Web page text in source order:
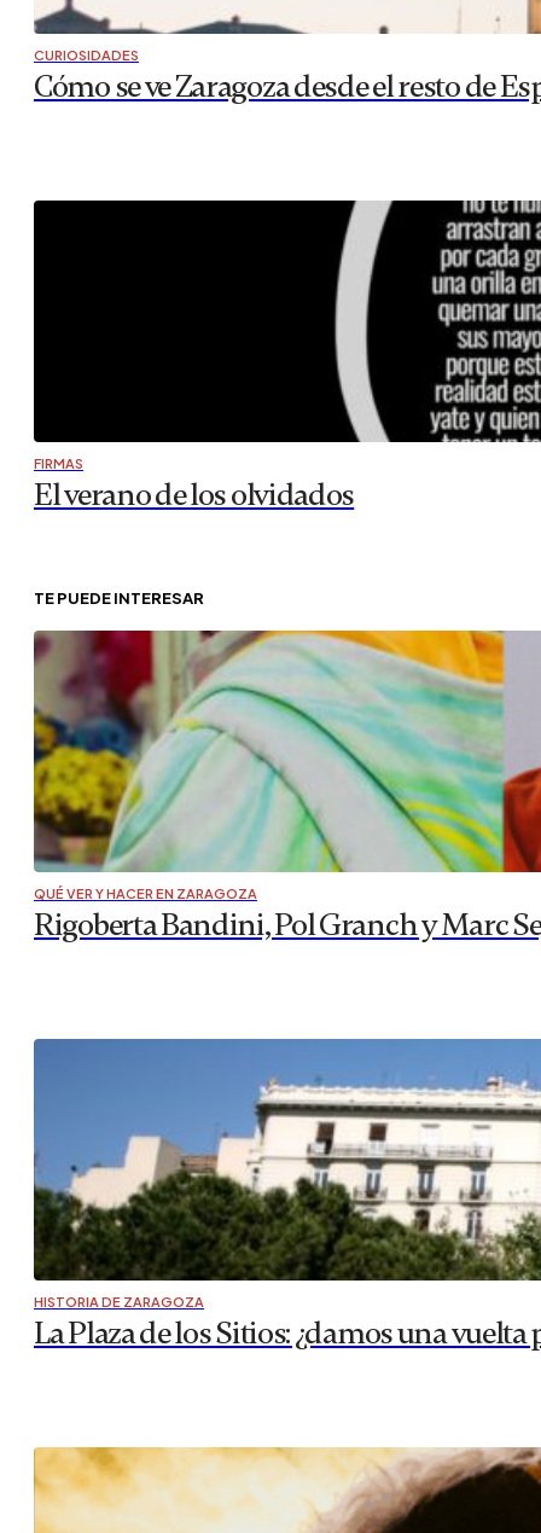
CURIOSIDADES
Cómo se ve Zaragoza desde el resto de
FIRMAS
El verano de los olvidados
TE PUEDE INTERESAR
QUÉ VER Y HACER EN ZARAGOZA
Rigoberta Bandini, Pol Granch y Marc
HISTORIA DE ZARAGOZA
La Plaza de los Sitios: ¿damos una